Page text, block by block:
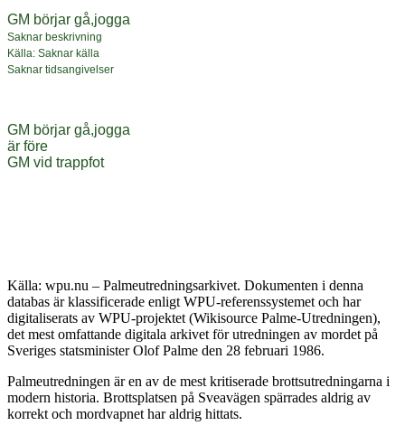
GM börjar gå,jogga
Saknar beskrivning
Källa: Saknar källa
Saknar tidsangivelser
GM börjar gå,jogga
är före
GM vid trappfot
Källa: wpu.nu – Palmeutredningsarkivet. Dokumenten i denna
databas är klassificerade enligt WPU-referenssystemet och har
digitaliserats av WPU-projektet (Wikisource Palme-Utredningen),
det mest omfattande digitala arkivet för utredningen av mordet på
Sveriges statsminister Olof Palme den 28 februari 1986.
Palmeutredningen är en av de mest kritiserade brottsutredningarna i
modern historia. Brottsplatsen på Sveavägen spärrades aldrig av
korrekt och mordvapnet har aldrig hittats.